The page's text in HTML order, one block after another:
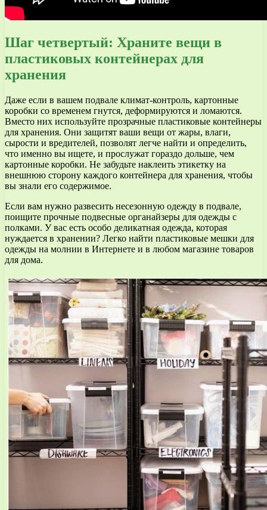
Шаг четвертый: Храните вещи в
пластиковых контейнерах для
хранения
Даже если в вашем подвале климат-контроль, картонные
коробки со временем гнутся, деформируются и ломаются.
Вместо них используйте прозрачные пластиковые контейнеры
для хранения. Они защитят ваши вещи от жары, влаги,
сырости и вредителей, позволят легче найти и определить,
что именно вы ищете, и прослужат гораздо дольше, чем
картонные коробки. Не забудьте наклеить этикетку на
внешнюю сторону каждого контейнера для хранения, чтобы
вы знали его содержимое.
Если вам нужно развесить несезонную одежду в подвале,
поищите прочные подвесные органайзеры для одежды с
полками. У вас есть особо деликатная одежда, которая
нуждается в хранении? Легко найти пластиковые мешки для
одежды на молнии в Интернете и в любом магазине товаров
для дома.